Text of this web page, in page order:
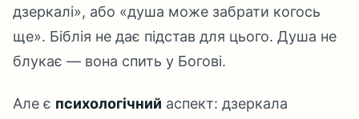
дзеркалі», або «душа може забрати когось
ще». Біблія не дає підстав для цього. Душа не
блукає — вона спить у Богові.
Але є психологічний аспект: дзеркала